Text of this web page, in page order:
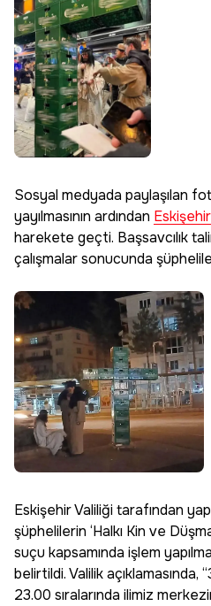
Sosyal medyada paylaşılan
yayılmasının ardından Eskişehir
harekete geçti. Başsavcılık
çalışmalar sonucunda
Eskişehir Valiliği tarafından
şüphelilerin ‘Halkı Kin ve
suçu kapsamında işlem
belirtildi. Valilik
23.00 sıralarında ilimiz